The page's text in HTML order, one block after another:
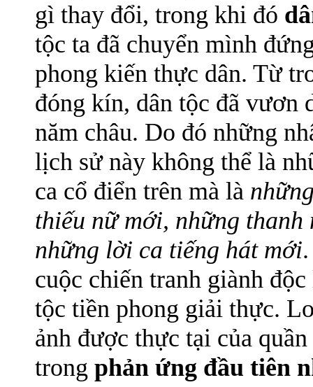
gì thay đổi, trong khi đó
tộc ta đã chuyển mình
phong kiến thực dân. Từ
đóng kín, dân tộc đã vươn
năm châu. Do đó những
lịch sử này không thể là
ca cổ điển trên mà là
thiếu nữ mới, những
những lời ca tiếng hát mới
cuộc chiến tranh giành
tộc tiền phong giải thực.
ảnh được thực tại của
trong phản ứng đầu tiên